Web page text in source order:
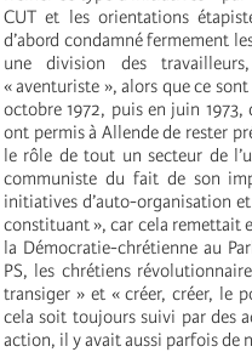
CUT et les orientations
d’abord condamné fermement
une division des
« aventuriste », alors que ce
octobre 1972, puis en juin
ont permis à Allende de rester
le rôle de tout un secteur de
communiste du fait de son
initiatives d’auto-organisation
constituant », car cela remettait
la Démocratie-chrétienne au
PS, les chrétiens
transiger » et « créer, créer, le
cela soit toujours suivi par des
action, il y avait aussi parfois de